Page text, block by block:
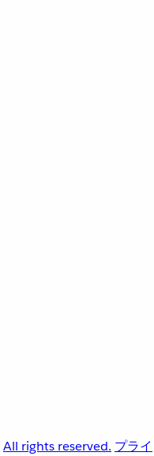
All rights reserved. プライ